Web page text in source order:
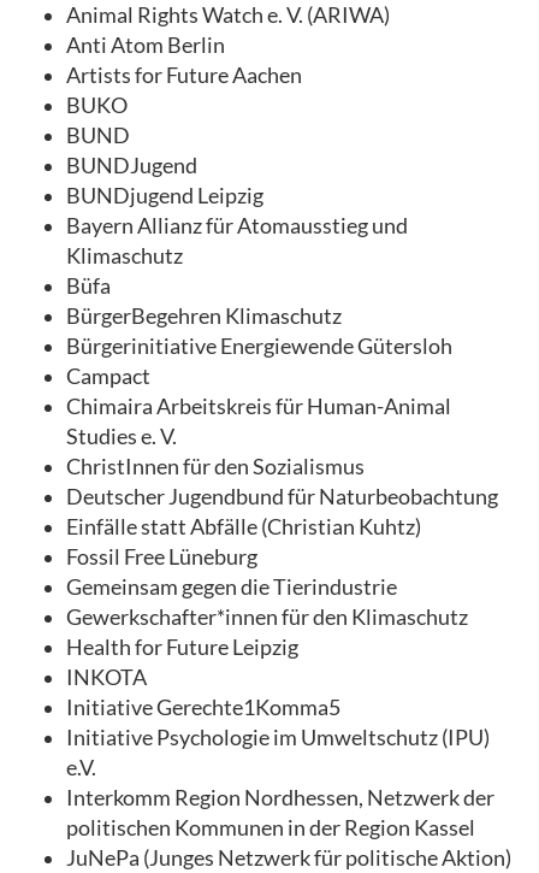
Animal Rights Watch e. V. (ARIWA)
Anti Atom Berlin
Artists for Future Aachen
BUKO
BUND
BUNDJugend
BUNDjugend Leipzig
Bayern Allianz für Atomausstieg und
Klimaschutz
Büfa
BürgerBegehren Klimaschutz
Bürgerinitiative Energiewende Gütersloh
Campact
Chimaira Arbeitskreis für Human-Animal
Studies e. V.
ChristInnen für den Sozialismus
Deutscher Jugendbund für Naturbeobachtung
Einfälle statt Abfälle (Christian Kuhtz)
Fossil Free Lüneburg
Gemeinsam gegen die Tierindustrie
Gewerkschafter*innen für den Klimaschutz
Health for Future Leipzig
INKOTA
Initiative Gerechte1Komma5
Initiative Psychologie im Umweltschutz (IPU)
e.V.
Interkomm Region Nordhessen, Netzwerk der
politischen Kommunen in der Region Kassel
JuNePa (Junges Netzwerk für politische Aktion)